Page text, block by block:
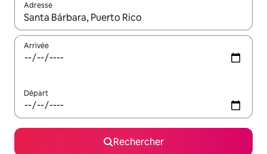
Adresse
Lorsque les résultats s'affichent, utilisez les flèches vers le
Arrivée
Départ
Rechercher